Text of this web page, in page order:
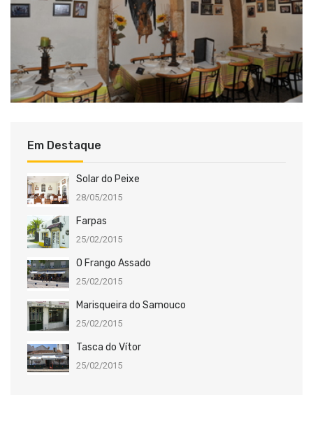
Em Destaque
Solar do Peixe
28/05/2015
Farpas
25/02/2015
O Frango Assado
25/02/2015
Marisqueira do Samouco
25/02/2015
Tasca do Vítor
25/02/2015